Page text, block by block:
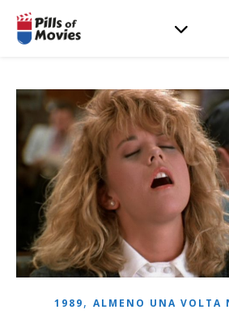
1989, ALMENO UNA VOLTA